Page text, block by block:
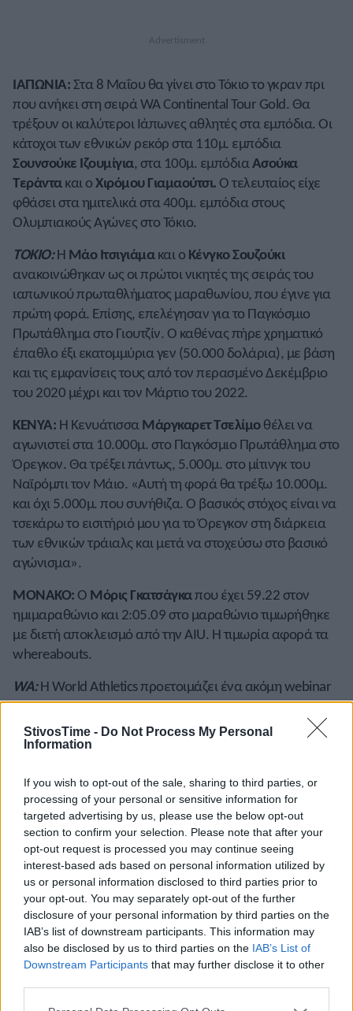
StivosTime - Do Not Process My Personal
Information
If you wish to opt-out of the sale, sharing to third parties, or
processing of your personal or sensitive information for
targeted advertising by us, please use the below opt-out
section to confirm your selection. Please note that after your
opt-out request is processed you may continue seeing
interest-based ads based on personal information utilized by
us or personal information disclosed to third parties prior to
your opt-out. You may separately opt-out of the further
disclosure of your personal information by third parties on the
IAB’s list of downstream participants. This information may
also be disclosed by us to third parties on the IAB’s List of
Downstream Participants that may further disclose it to other
ΙΑΠΩΝΙΑ:Στα 8 Μαΐου θα γίνει στο Τόκιο το γκραν πρι
που ανήκει στη σειρά WA Continental Tour Gold. Θα
τρέξουν οι καλύτεροι Ιάπωνες αθλητές στα εμπόδια. Οι
κάτοχοι των εθνικών ρεκόρ στα 110μ. εμπόδια
Σουνσούκε Ιζουμίγια, στα 100μ. εμπόδιαΑσούκα
Τεράντακαι οΧιρόμου Γιαμαούτσι. Ο τελευταίος είχε
φθάσει στα ημιτελικά στα 400μ. εμπόδια στους
Ολυμπιακούς Αγώνες στο Τόκιο.
ΤΟΚΙΟ:Η Μάο Ιτσιγιάμακαι ο Κένγκο Σουζούκι
ανακοινώθηκαν ως οι πρώτοι νικητές της σειράς του
ιαπωνικού πρωταθλήματος μαραθωνίου, που έγινε για
πρώτη φορά. Επίσης, επελέγησαν για το Παγκόσμιο
Πρωτάθλημα στο Γιουτζίν. Ο καθένας πήρε χρηματικό
έπαθλο έξι εκατομμύρια γεν (50.000 δολάρια), με βάση
και τις εμφανίσεις τους από τον περασμένο Δεκέμβριο
του 2020 μέχρι και τον Μάρτιο του 2022.
ΚΕΝΥΑ: Η ΚενυάτισσαΜάργκαρετ Τσελίμοθέλει να
αγωνιστεί στα 10.000μ. στο Παγκόσμιο Πρωτάθλημα στο
Όρεγκον. Θα τρέξει πάντως, 5.000μ. στο μίτινγκ του
Ναϊρόμπι τον Μάιο. «Αυτή τη φορά θα τρέξω 10.000μ.
και όχι 5.000μ. που συνήθιζα. Ο βασικός στόχος είναι να
τσεκάρω το εισιτήριό μου για το Όρεγκον στη διάρκεια
των εθνικών τράιαλς και μετά να στοχεύσω στο βασικό
αγώνισμα».
ΜΟΝΑΚΟ: Ο Μόρις Γκατσάγκαπου έχει 59.22 στον
ημιμαραθώνιο και 2:05.09 στο μαραθώνιο τιμωρήθηκε
με διετή αποκλεισμό από την AIU. Η τιμωρία αφορά τα
whereabouts.
WA:Η World Athletics προετοιμάζει ένα ακόμη webinar
μέσω zoom για την κοινότητα αγώνων δρόμου στις 7
Απριλίου.
Πότσεφτρουμ οΈμελ Κάισερκέρδισε τα 110μ. εμπόδια
σε 13.58 (-1,6). Στον προκριματικό είχε τρέξει σε 13.49
(+0,6). Στο πρωτάθλημα Κ18 στο ίδιο αγώνισμα νικητής
ήταν οΒέρνερ Μπεζουϊντένχουντμε 13.58 (-0,3). Στο
δίσκο Κ18 επικράτησε οΤίαν Στολτζμε 61,47μ. και στα
κορίτσια στα 100μ. εμπόδια πρώτη ήταν ηΜακγκόν Ντε
Μπερμε 13.50 (-0,4).
ΡΩΣΙΑ: Η ρωσική ομοσπονδία άλλαξε ημερομηνίες στο
καλεντάρι της μετά και την διεθνή ποινή αποκλεισμού
της. Το ρωσικό πρωτάθλημα από Ιούνιο, πάει 2-5
Αυγούστου στο Τσεμποκσάρι. Το πρωτάθλημα Κ23 θα
γίνει στο Καζάν 12-14 Ιουλίου και το πρωτάθλημα Κ20